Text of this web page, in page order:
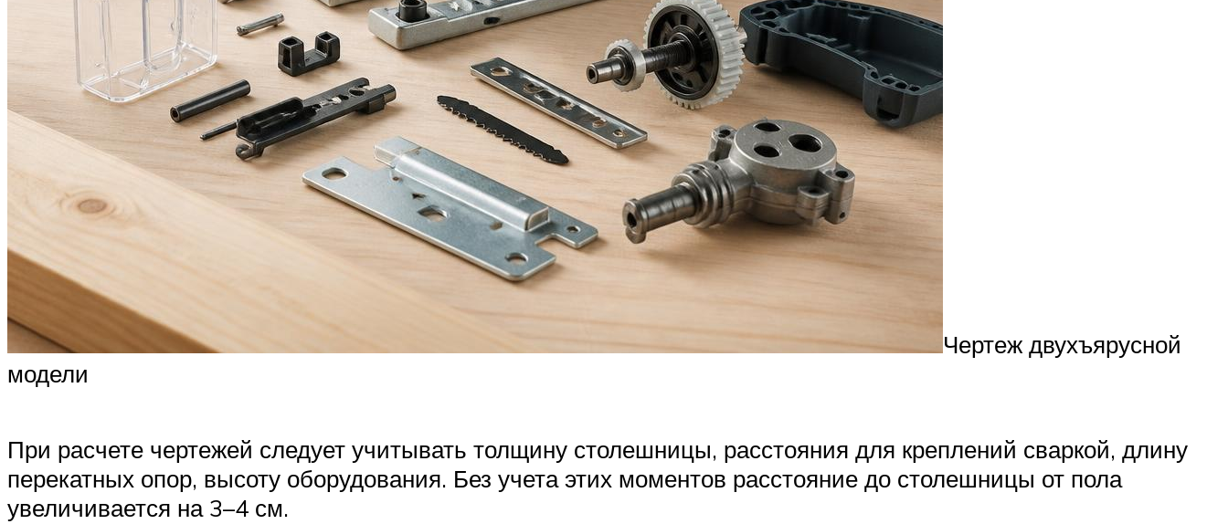
Чертеж двухъярусной
модели
При расчете чертежей следует учитывать толщину столешницы, расстояния для креплений сваркой, длину
перекатных опор, высоту оборудования. Без учета этих моментов расстояние до столешницы от пола
увеличивается на 3–4 см.